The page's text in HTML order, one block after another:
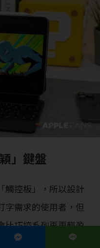
」鍵盤
觸控板」，所以設計
字需求的使用者，但
比巧控系列再更輕盈
。